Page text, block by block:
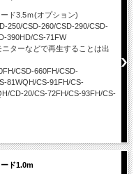
ド3.5ｍ(オプション)
250/CSD-260/CSD-290/CSD-
390HD/CS-71FW
ターなどで再生することは出
CSD-660FH/CSD-
81WQH/CS-91FH/CS-
CD-20/CS-72FH/CS-93FH/CS-
ド1.0m